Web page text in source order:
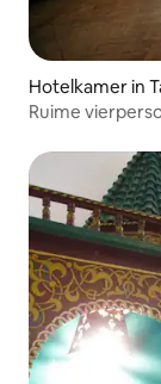
Hotelkamer in
Ruime